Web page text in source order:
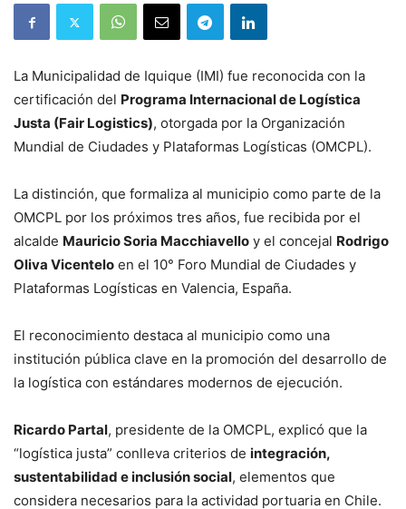
La Municipalidad de Iquique (IMI) fue reconocida con la
certificación del Programa Internacional de Logística
Justa (Fair Logistics), otorgada por la Organización
Mundial de Ciudades y Plataformas Logísticas (OMCPL).
La distinción, que formaliza al municipio como parte de la
OMCPL por los próximos tres años, fue recibida por el
alcalde Mauricio Soria Macchiavello y el concejal Rodrigo
Oliva Vicentelo en el 10° Foro Mundial de Ciudades y
Plataformas Logísticas en Valencia, España.
El reconocimiento destaca al municipio como una
institución pública clave en la promoción del desarrollo de
la logística con estándares modernos de ejecución.
Ricardo Partal, presidente de la OMCPL, explicó que la
“logística justa” conlleva criterios de integración,
sustentabilidad e inclusión social, elementos que
considera necesarios para la actividad portuaria en Chile.